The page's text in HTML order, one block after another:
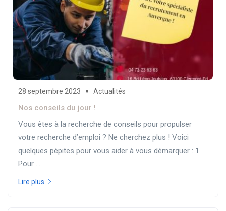
28 septembre 2023 Actualités
Nos conseils du jour !
Vous êtes à la recherche de conseils pour propulser
votre recherche d’emploi ? Ne cherchez plus ! Voici
quelques pépites pour vous aider à vous démarquer : 1.
Pour ...
Lire plus